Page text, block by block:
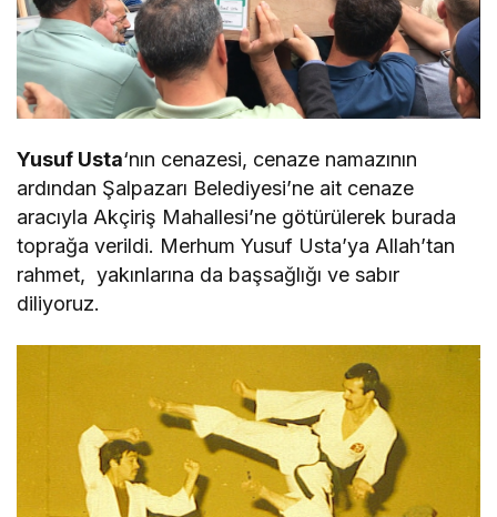
Yusuf Usta‘nın cenazesi, cenaze namazının
ardından Şalpazarı Belediyesi’ne ait cenaze
aracıyla Akçiriş Mahallesi’ne götürülerek burada
toprağa verildi. Merhum Yusuf Usta’ya Allah’tan
rahmet, yakınlarına da başsağlığı ve sabır
diliyoruz.